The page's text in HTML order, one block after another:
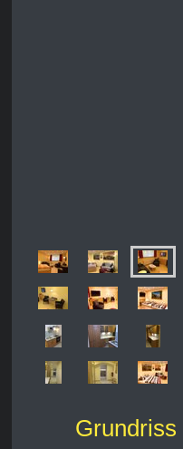
Grundriss